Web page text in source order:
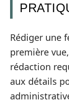
Rédiger une
première
rédaction
aux détails